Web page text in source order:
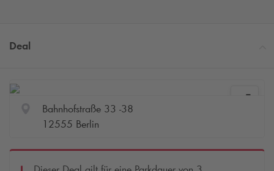
Deal
Bahnhofstraße 33 -38
12555 Berlin